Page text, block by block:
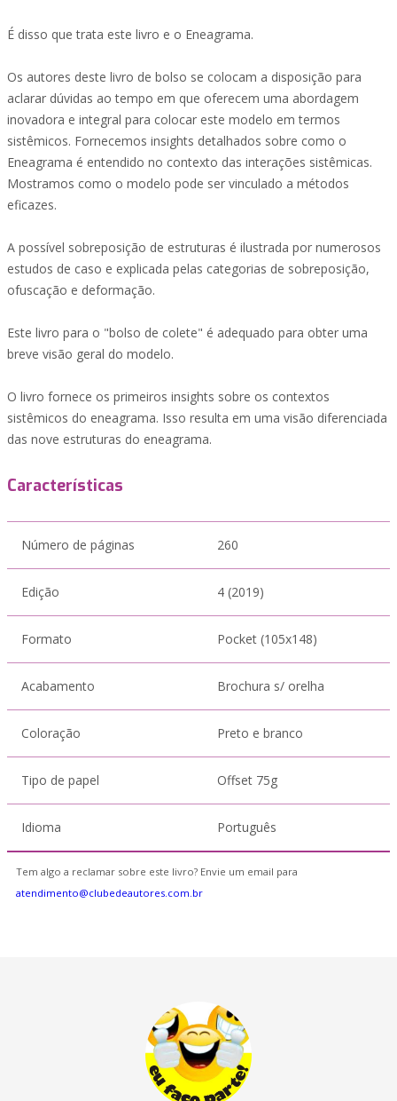
É disso que trata este livro e o Eneagrama.
Os autores deste livro de bolso se colocam a disposição para
aclarar dúvidas ao tempo em que oferecem uma abordagem
inovadora e integral para colocar este modelo em termos
sistêmicos. Fornecemos insights detalhados sobre como o
Eneagrama é entendido no contexto das interações sistêmicas.
Mostramos como o modelo pode ser vinculado a métodos
eficazes.
A possível sobreposição de estruturas é ilustrada por numerosos
estudos de caso e explicada pelas categorias de sobreposição,
ofuscação e deformação.
Este livro para o "bolso de colete" é adequado para obter uma
breve visão geral do modelo.
O livro fornece os primeiros insights sobre os contextos
sistêmicos do eneagrama. Isso resulta em uma visão diferenciada
das nove estruturas do eneagrama.
Características
Número de páginas 260
Edição 4 (2019)
Formato Pocket (105x148)
Acabamento Brochura s/ orelha
Coloração Preto e branco
Tipo de papel Offset 75g
Idioma Português
Tem algo a reclamar sobre este livro? Envie um email para
atendimento@clubedeautores.com.br